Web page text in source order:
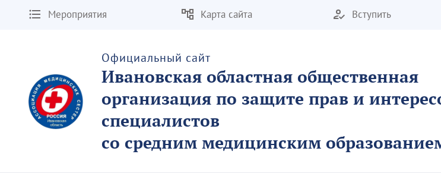
Мероприятия Карта сайта Вступить
Официальный сайт
Ивановская областная общественная
организация по защите прав и
специалистов
со средним медицинским